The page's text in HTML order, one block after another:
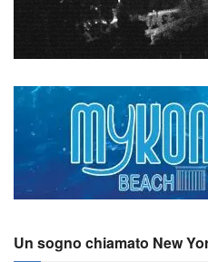
Un sogno chiamato New